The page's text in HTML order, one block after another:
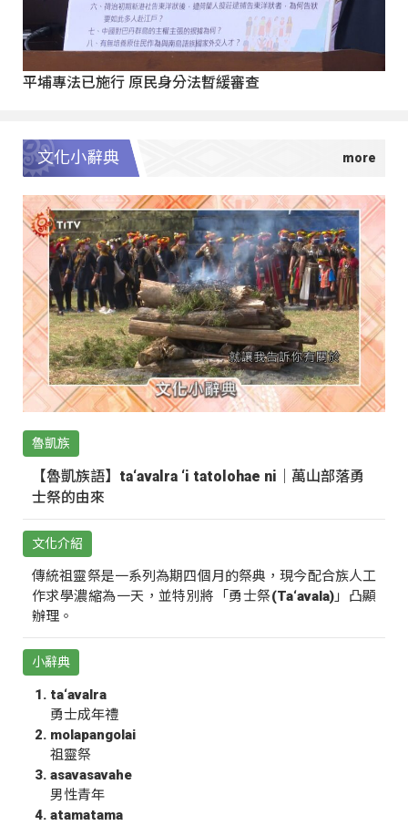
平埔專法已施行 原民身分法暫緩審查
文化小辭典
魯凱族
【魯凱族語】ta‘avalra ‘i tatolohae ni｜萬山部落勇
士祭的由來
文化介紹
傳統祖靈祭是一系列為期四個月的祭典，現今配合族人工
作求學濃縮為一天，並特別將「勇士祭(Ta‘avala)」凸顯
辦理。
小辭典
ta‘avalra
勇士成年禮
molapangolai
祖靈祭
asavasavahe
男性青年
atamatama